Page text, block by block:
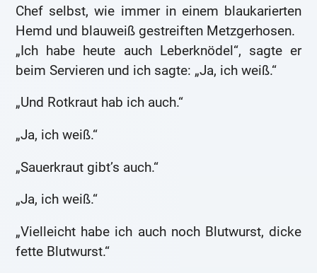
Chef selbst, wie immer in einem blaukarierten
Hemd und blauweiß gestreiften Metzgerhosen.
„Ich habe heute auch Leberknödel“, sagte er
beim Servieren und ich sagte: „Ja, ich weiß.“
„Und Rotkraut hab ich auch.“
„Ja, ich weiß.“
„Sauerkraut gibt’s auch.“
„Ja, ich weiß.“
„Vielleicht habe ich auch noch Blutwurst, dicke
fette Blutwurst.“